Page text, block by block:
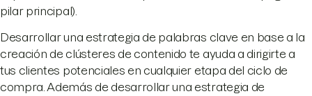
pilar principal).
Desarrollar una estrategia de palabras clave en base a la
creación de clústeres de contenido te ayuda a dirigirte a
tus clientes potenciales en cualquier etapa del ciclo de
compra. Además de desarrollar una estrategia de